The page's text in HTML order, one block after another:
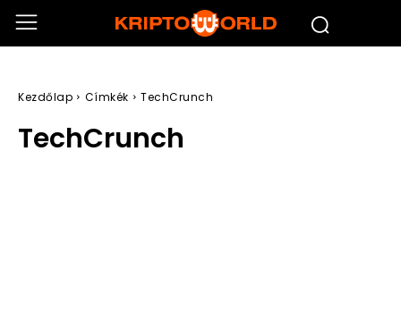
Kezdőlap Címkék TechCrunch
TechCrunch